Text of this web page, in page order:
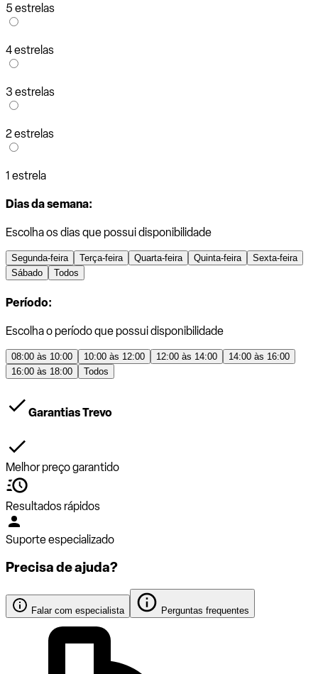
5 estrelas
4 estrelas
3 estrelas
2 estrelas
1 estrela
Dias da semana:
Escolha os dias que possui disponibilidade
Segunda-feira Terça-feira Quarta-feira Quinta-feira
Sexta-feira
Sábado
Todos
Período:
Escolha o período que possui disponibilidade
08:00 às 10:00 10:00 às 12:00 12:00 às 14:00
14:00 às 16:00
16:00 às 18:00
Todos
Garantias Trevo
Melhor preço garantido
Resultados rápidos
Suporte especializado
Precisa de ajuda?
Falar com especialista Perguntas frequentes